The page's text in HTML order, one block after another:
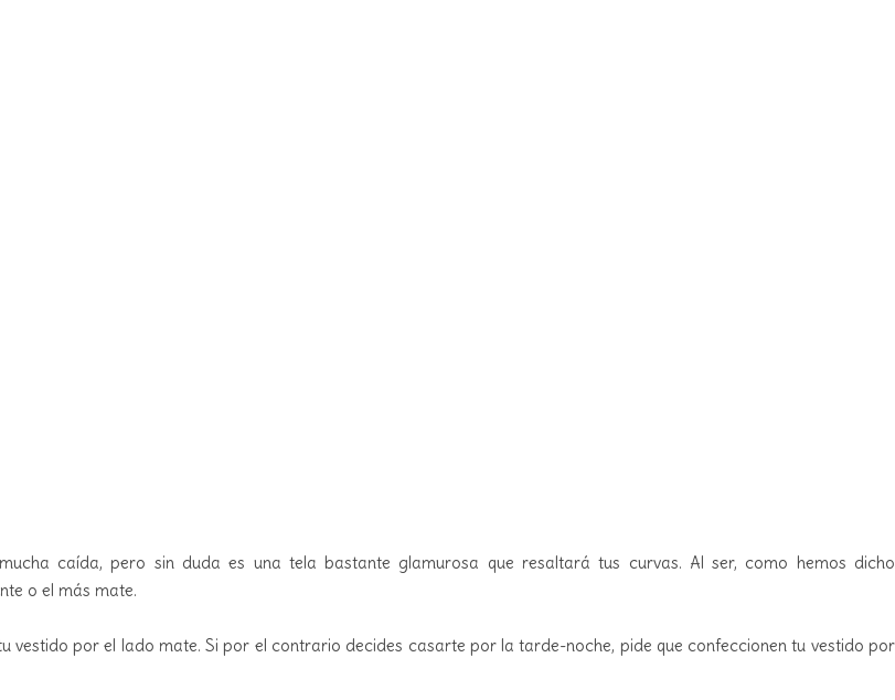
caída, pero sin duda es una tela bastante glamurosa que resaltará tus curvas. Al ser, como hemos dicho
o el más mate.
vestido por el lado mate. Si por el contrario decides casarte por la tarde-noche, pide que confeccionen tu vestido por